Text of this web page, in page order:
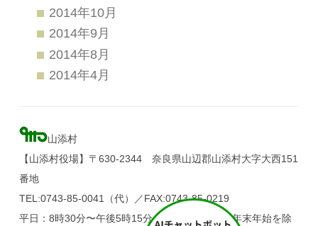
2014年10月
2014年9月
2014年8月
2014年4月
山添村
【山添村役場】〒630-2344 奈良県山辺郡山添村大字大西151
番地
TEL:0743-85-0041（代）／FAX:0743-85-0219
平日：8時30分〜午後5時15分（土・日・祝日、年末年始を除